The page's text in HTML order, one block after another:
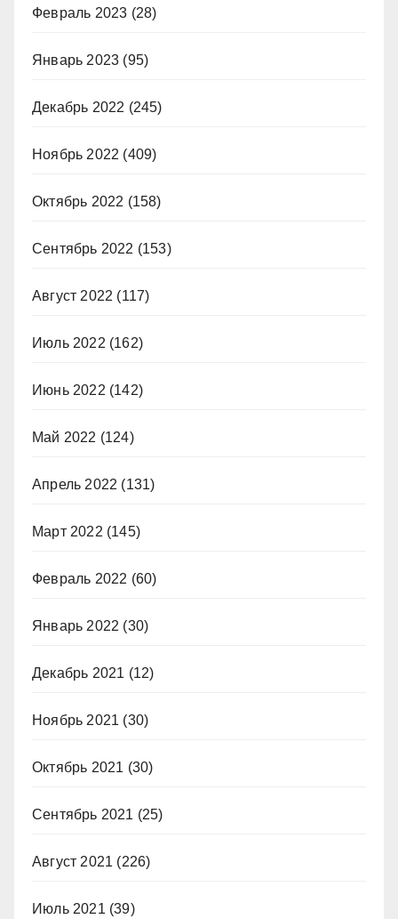
Февраль 2023 (28)
Январь 2023 (95)
Декабрь 2022 (245)
Ноябрь 2022 (409)
Октябрь 2022 (158)
Сентябрь 2022 (153)
Август 2022 (117)
Июль 2022 (162)
Июнь 2022 (142)
Май 2022 (124)
Апрель 2022 (131)
Март 2022 (145)
Февраль 2022 (60)
Январь 2022 (30)
Декабрь 2021 (12)
Ноябрь 2021 (30)
Октябрь 2021 (30)
Сентябрь 2021 (25)
Август 2021 (226)
Июль 2021 (39)